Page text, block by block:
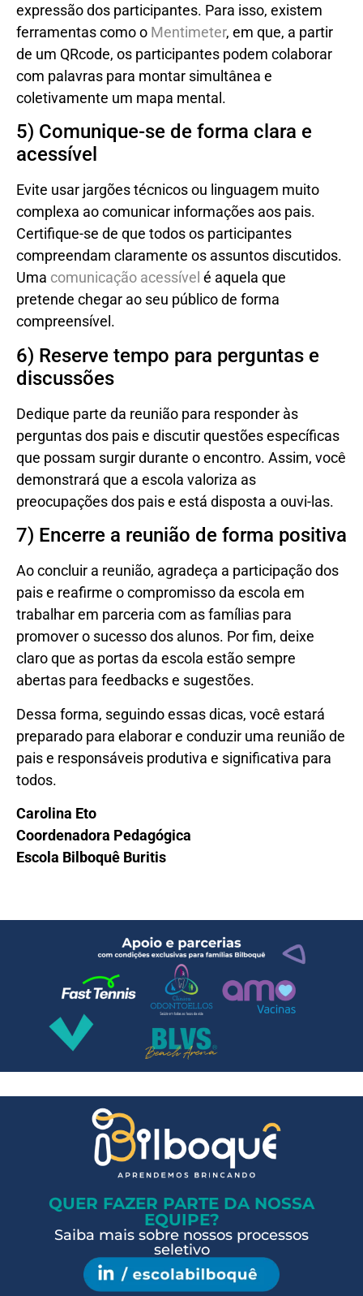
expressão dos participantes. Para isso, existem
ferramentas como o Mentimeter, em que, a partir
de um QRcode, os participantes podem colaborar
com palavras para montar simultânea e
coletivamente um mapa mental.
5) Comunique-se de forma clara e
acessível
Evite usar jargões técnicos ou linguagem muito
complexa ao comunicar informações aos pais.
Certifique-se de que todos os participantes
compreendam claramente os assuntos discutidos.
Uma comunicação acessível é aquela que
pretende chegar ao seu público de forma
compreensível.
6) Reserve tempo para perguntas e
discussões
Dedique parte da reunião para responder às
perguntas dos pais e discutir questões específicas
que possam surgir durante o encontro. Assim, você
demonstrará que a escola valoriza as
preocupações dos pais e está disposta a ouvi-las.
7) Encerre a reunião de forma positiva
Ao concluir a reunião, agradeça a participação dos
pais e reafirme o compromisso da escola em
trabalhar em parceria com as famílias para
promover o sucesso dos alunos. Por fim, deixe
claro que as portas da escola estão sempre
abertas para feedbacks e sugestões.
Dessa forma, seguindo essas dicas, você estará
preparado para elaborar e conduzir uma reunião de
pais e responsáveis produtiva e significativa para
todos.
Carolina Eto
Coordenadora Pedagógica
Escola Bilboquê Buritis
QUER FAZER PARTE DA NOSSA
EQUIPE?
Saiba mais sobre nossos processos
seletivo